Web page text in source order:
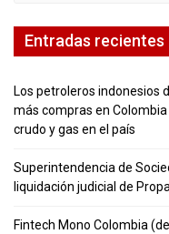
Entradas recientes
Los petroleros indonesios
más compras en
crudo y gas en el país
Superintendencia de
liquidación judicial de
Fintech Mono Colombia